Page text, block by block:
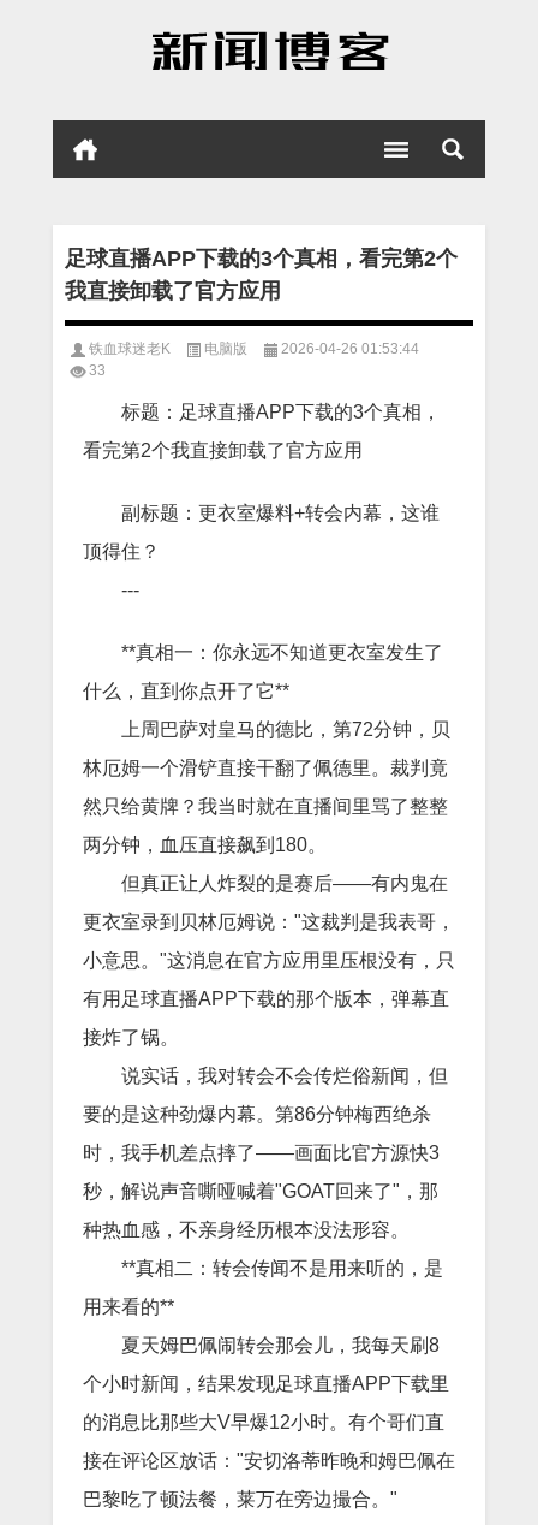
足球直播APP下载的3个真相，看完第2个
我直接卸载了官方应用
铁血球迷老K 电脑版
2026-04-26 01:53:44
33
标题：足球直播APP下载的3个真相，
看完第2个我直接卸载了官方应用
副标题：更衣室爆料+转会内幕，这谁
顶得住？
---
**真相一：你永远不知道更衣室发生了
什么，直到你点开了它**
上周巴萨对皇马的德比，第72分钟，贝
林厄姆一个滑铲直接干翻了佩德里。裁判竟
然只给黄牌？我当时就在直播间里骂了整整
两分钟，血压直接飙到180。
但真正让人炸裂的是赛后——有内鬼在
更衣室录到贝林厄姆说："这裁判是我表哥，
小意思。"这消息在官方应用里压根没有，只
有用足球直播APP下载的那个版本，弹幕直
接炸了锅。
说实话，我对转会不会传烂俗新闻，但
要的是这种劲爆内幕。第86分钟梅西绝杀
时，我手机差点摔了——画面比官方源快3
秒，解说声音嘶哑喊着"GOAT回来了"，那
种热血感，不亲身经历根本没法形容。
**真相二：转会传闻不是用来听的，是
用来看的**
夏天姆巴佩闹转会那会儿，我每天刷8
个小时新闻，结果发现足球直播APP下载里
的消息比那些大V早爆12小时。有个哥们直
接在评论区放话："安切洛蒂昨晚和姆巴佩在
巴黎吃了顿法餐，莱万在旁边撮合。"